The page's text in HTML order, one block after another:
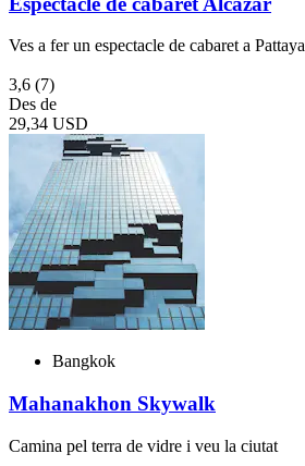
Ves a fer un espectacle de cabaret a Pattaya
3,6 (7)
Des de
29,34 USD
Bangkok
Mahanakhon Skywalk
Camina pel terra de vidre i veu la ciutat